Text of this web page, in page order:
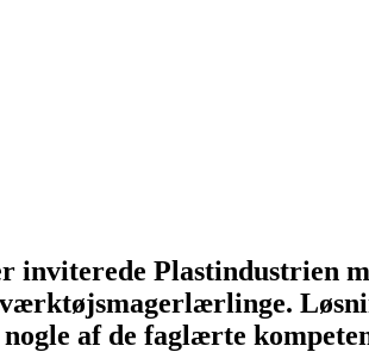
inviterede Plastindustrien
af de faglærte